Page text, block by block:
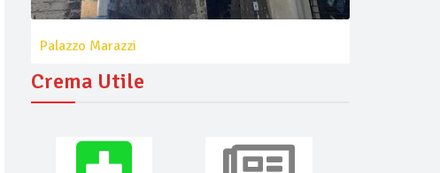
Palazzo Marazzi
Crema Utile